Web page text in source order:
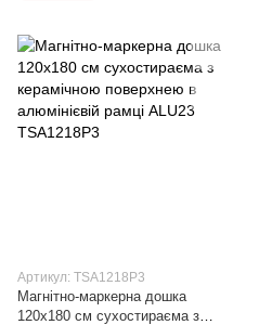
Артикул: TSA1218P3
Магнітно-маркерна дошка
120x180 см сухостираєма з